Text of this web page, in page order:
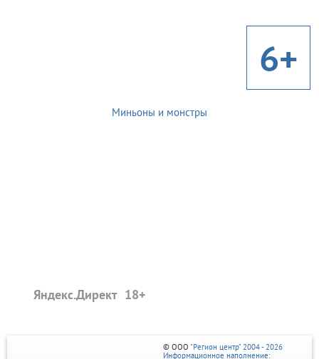
6+
Миньоны и монстры
Яндекс.Директ
© ООО "Регион центр" 2004 - 2026
Информационное наполнение: